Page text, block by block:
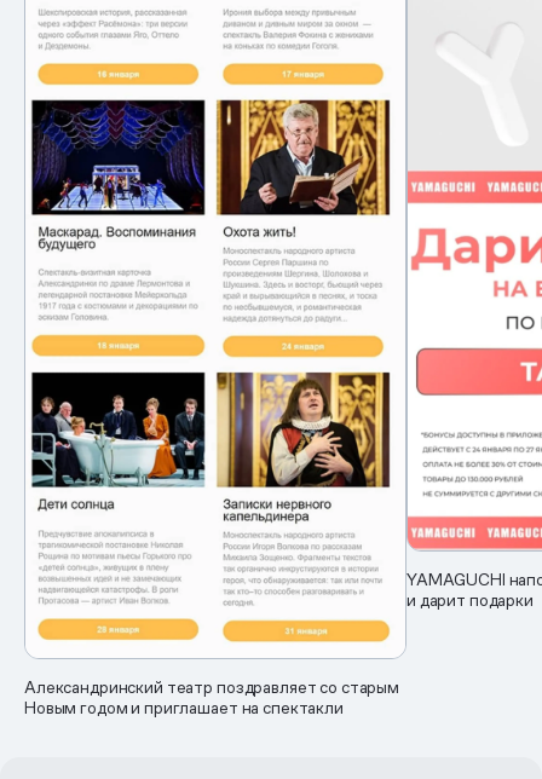
Александринский театр поздравляет со старым
Новым годом и приглашает на спектакли
YAMAGUCHI
и дарит подарки